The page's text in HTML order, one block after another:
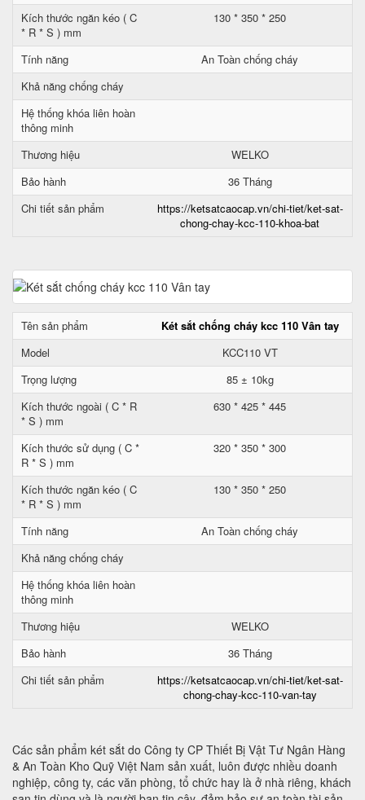
Kích thước ngăn kéo ( C
* R * S ) mm
130 * 350 * 250
Tính năng
An Toàn chống cháy
Khả năng chống cháy
Hệ thống khóa liên hoàn
thông minh
Thương hiệu
WELKO
Bảo hành
36 Tháng
Chi tiết sản phẩm
https://ketsatcaocap.vn/chi-tiet/ket-sat-
chong-chay-kcc-110-khoa-bat
Tên sản phẩm
Két sắt chống cháy kcc 110 Vân tay
Model
KCC110 VT
Trọng lượng
85 ± 10kg
Kích thước ngoài ( C * R
* S ) mm
630 * 425 * 445
Kích thước sử dụng ( C *
R * S ) mm
320 * 350 * 300
Kích thước ngăn kéo ( C
* R * S ) mm
130 * 350 * 250
Tính năng
An Toàn chống cháy
Khả năng chống cháy
Hệ thống khóa liên hoàn
thông minh
Thương hiệu
WELKO
Bảo hành
36 Tháng
Chi tiết sản phẩm
https://ketsatcaocap.vn/chi-tiet/ket-sat-
chong-chay-kcc-110-van-tay
Các sản phẩm két sắt do Công ty CP Thiết Bị Vật Tư Ngân Hàng
& An Toàn Kho Quỹ Việt Nam sản xuất, luôn được nhiều doanh
nghiệp, công ty, các văn phòng, tổ chức hay là ở nhà riêng, khách